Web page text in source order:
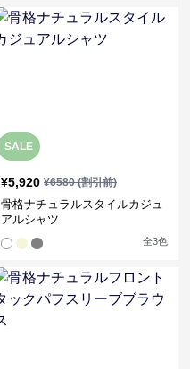
SALE
¥5,920 ¥6580(割引前)
骨格ナチュラルスタイルカジュ
アルシャツ
全3色